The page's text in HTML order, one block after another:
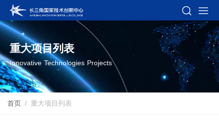
重大项目列表
Innovative Technologies Projects
首页 重大项目列表